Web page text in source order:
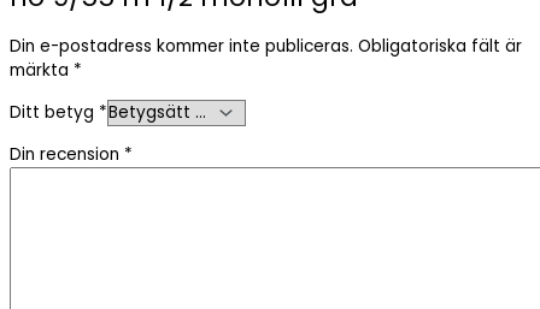
Din e-postadress kommer inte publiceras. Obligatoriska fält är
märkta *
Ditt betyg *
Din recension *